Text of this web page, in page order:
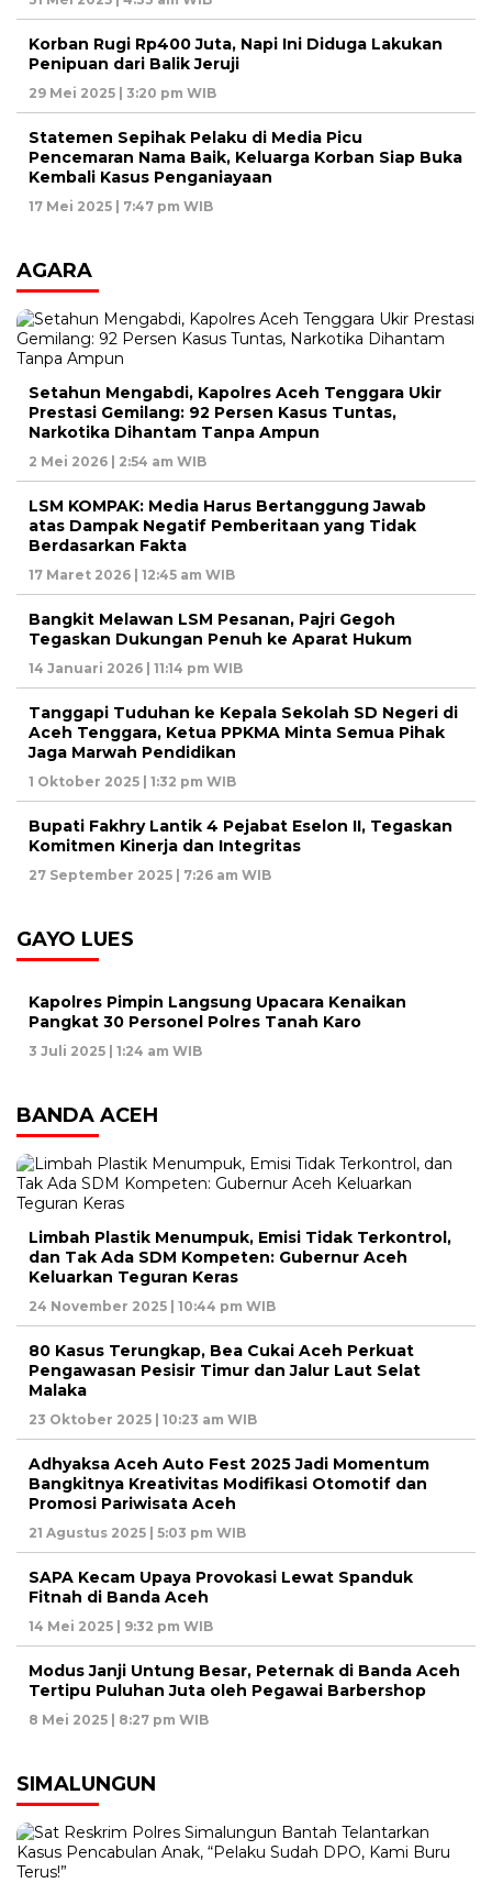
Korban Rugi Rp400 Juta, Napi Ini Diduga Lakukan
Penipuan dari Balik Jeruji
29 Mei 2025 | 3:20 pm WIB
Statemen Sepihak Pelaku di Media Picu
Pencemaran Nama Baik, Keluarga Korban Siap Buka
Kembali Kasus Penganiayaan
17 Mei 2025 | 7:47 pm WIB
AGARA
Setahun Mengabdi, Kapolres Aceh Tenggara Ukir
Prestasi Gemilang: 92 Persen Kasus Tuntas,
Narkotika Dihantam Tanpa Ampun
2 Mei 2026 | 2:54 am WIB
LSM KOMPAK: Media Harus Bertanggung Jawab
atas Dampak Negatif Pemberitaan yang Tidak
Berdasarkan Fakta
17 Maret 2026 | 12:45 am WIB
Bangkit Melawan LSM Pesanan, Pajri Gegoh
Tegaskan Dukungan Penuh ke Aparat Hukum
14 Januari 2026 | 11:14 pm WIB
Tanggapi Tuduhan ke Kepala Sekolah SD Negeri di
Aceh Tenggara, Ketua PPKMA Minta Semua Pihak
Jaga Marwah Pendidikan
1 Oktober 2025 | 1:32 pm WIB
Bupati Fakhry Lantik 4 Pejabat Eselon II, Tegaskan
Komitmen Kinerja dan Integritas
27 September 2025 | 7:26 am WIB
GAYO LUES
Kapolres Pimpin Langsung Upacara Kenaikan
Pangkat 30 Personel Polres Tanah Karo
3 Juli 2025 | 1:24 am WIB
BANDA ACEH
Limbah Plastik Menumpuk, Emisi Tidak Terkontrol,
dan Tak Ada SDM Kompeten: Gubernur Aceh
Keluarkan Teguran Keras
24 November 2025 | 10:44 pm WIB
80 Kasus Terungkap, Bea Cukai Aceh Perkuat
Pengawasan Pesisir Timur dan Jalur Laut Selat
Malaka
23 Oktober 2025 | 10:23 am WIB
Adhyaksa Aceh Auto Fest 2025 Jadi Momentum
Bangkitnya Kreativitas Modifikasi Otomotif dan
Promosi Pariwisata Aceh
21 Agustus 2025 | 5:03 pm WIB
SAPA Kecam Upaya Provokasi Lewat Spanduk
Fitnah di Banda Aceh
14 Mei 2025 | 9:32 pm WIB
Modus Janji Untung Besar, Peternak di Banda Aceh
Tertipu Puluhan Juta oleh Pegawai Barbershop
8 Mei 2025 | 8:27 pm WIB
SIMALUNGUN